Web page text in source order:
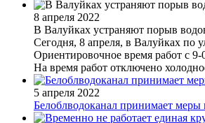
8 апреля 2022
В Валуйках устраняют порыв
Сегодня, 8 апреля, в Валуйках по
Ориентировочное время работ с 9-
На время работ отключено
5 апреля 2022
Белоблводоканал принимает